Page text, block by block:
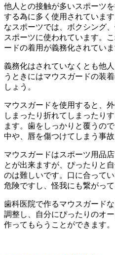
他人との接触が多いスポーツ
する為に多く使用されていま
なスポーツでは、ボクシング
スポーツに使われています。
ードの着用が義務化されていま
義務化はされていなくとも他
うときにはマウスガードの装
しょう。
マウスガードを使用すると、
しまったり折れてしまったり
ます。歯をしっかりと覆うの
中や、唇を傷つけてしまう事
マウスガードはスポーツ用品
とが出来ますが、ぴったりと
のは難しいです。口に合って
危険ですし、怪我にも繋がって
歯科医院で作るマウスガード
調整し、自分にぴったりのオ
作ってもらうことができます。